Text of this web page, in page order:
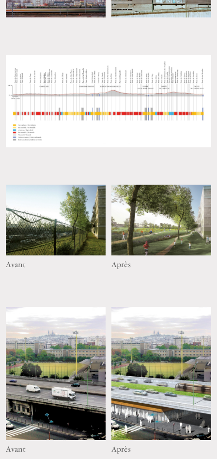
Avant Après
Avant Après